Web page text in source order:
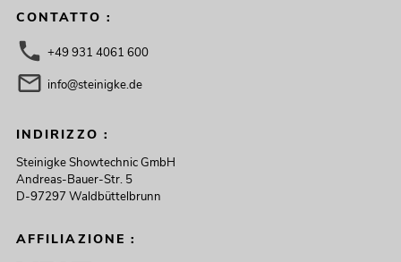
CONTATTO :
+49 931 4061 600
info@steinigke.de
INDIRIZZO :
Steinigke Showtechnic GmbH
Andreas-Bauer-Str. 5
D-97297 Waldbüttelbrunn
AFFILIAZIONE :